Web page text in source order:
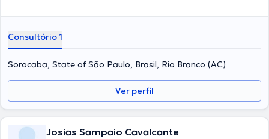
Consultório 1
Sorocaba, State of São Paulo, Brasil, Rio Branco (AC)
Ver perfil
Josias Sampaio Cavalcante